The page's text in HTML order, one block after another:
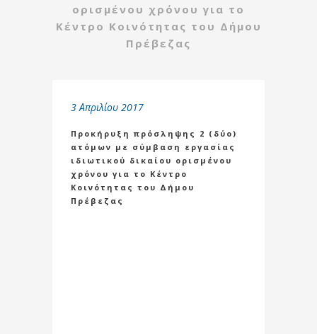
ορισμένου χρόνου για το
Κέντρο Κοινότητας του Δήμου
Πρέβεζας
3 Απριλίου 2017
Προκήρυξη πρόσληψης 2 (δύο)
ατόμων με σύμβαση εργασίας
ιδιωτικού δικαίου ορισμένου
χρόνου για το Κέντρο
Κοινότητας του Δήμου
Πρέβεζας